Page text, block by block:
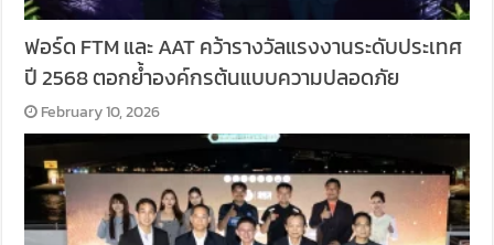
ฟอร์ด FTM และ AAT คว้ารางวัลแรงงานระดับประเทศ
ปี 2568 ตอกย้ำองค์กรต้นแบบความปลอดภัย
February 10, 2026